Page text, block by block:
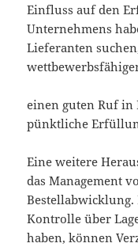
Einfluss auf den
Unternehmens
Lieferanten
einen guten Ruf in
pünktliche
Eine weitere
das Management
Kontrolle über
haben, können